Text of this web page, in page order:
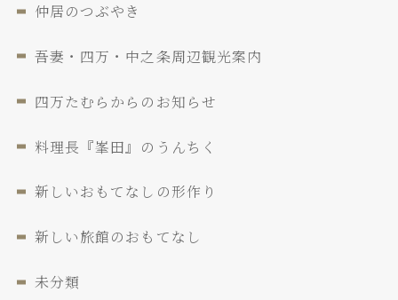
仲居のつぶやき
吾妻・四万・中之条周辺観光案内
四万たむらからのお知らせ
料理長『峯田』のうんちく
新しいおもてなしの形作り
新しい旅館のおもてなし
未分類